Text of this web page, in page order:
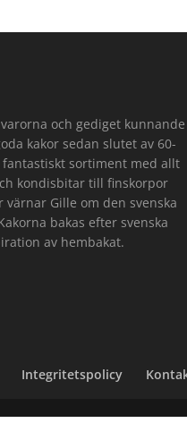
och gediget kunnande
kakor sedan slutet av 60-
sortiment med allt
kondisbitar till finskorpor
värnar Gille om den svenska
bakas efter svenska
av hembakat.
Integritetspolicy